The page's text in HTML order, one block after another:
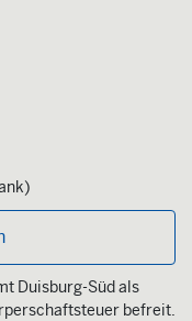
Duisburg-Süd als
befreit.